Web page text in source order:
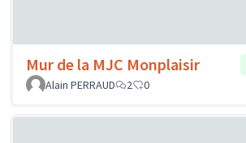
Mur de la MJC Monplaisir
Alain PERRAUD
2 0